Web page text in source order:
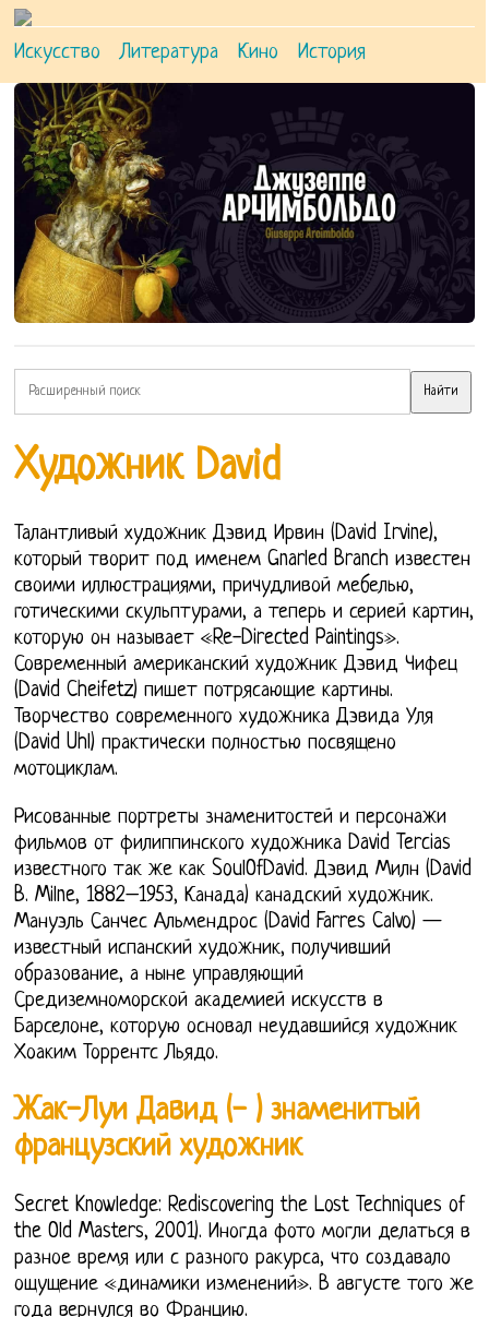
Искусство Литература Кино История
Художник David
Талантливый художник Дэвид Ирвин (David Irvine),
который творит под именем Gnarled Branch известен
своими иллюстрациями, причудливой мебелью,
готическими скульптурами, а теперь и серией картин,
которую он называет «Re-Directed Paintings».
Современный американский художник Дэвид Чифец
(David Cheifetz) пишет потрясающие картины.
Творчество современного художника Дэвида Уля
(David Uhl) практически полностью посвящено
мотоциклам.
Рисованные портреты знаменитостей и персонажи
фильмов от филиппинского художника David Tercias
известного так же как SoulOfDavid. Дэвид Милн (David
B. Milne, 1882–1953, Канада) канадский художник.
Мануэль Санчес Альмендрос (David Farres Calvo) —
известный испанский художник, получивший
образование, а ныне управляющий
Средиземноморской академией искусств в
Барселоне, которую основал неудавшийся художник
Хоаким Торрентс Льядо.
Жак-Луи Давид (- ) знаменитый
французский художник
Secret Knowledge: Rediscovering the Lost Techniques of
the Old Masters, 2001). Иногда фото могли делаться в
разное время или с разного ракурса, что создавало
ощущение «динамики изменений». В августе того же
года вернулся во Францию.